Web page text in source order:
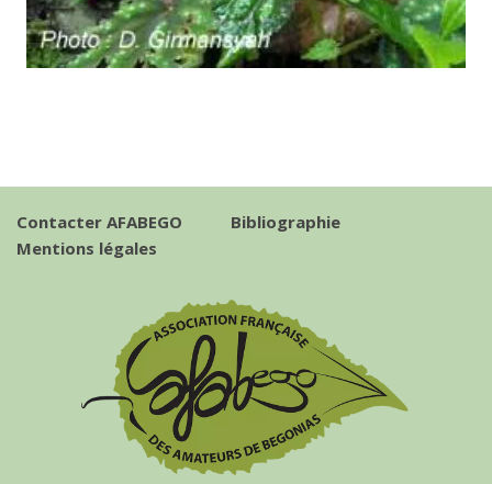
Contacter AFABEGO
Bibliographie
Mentions légales